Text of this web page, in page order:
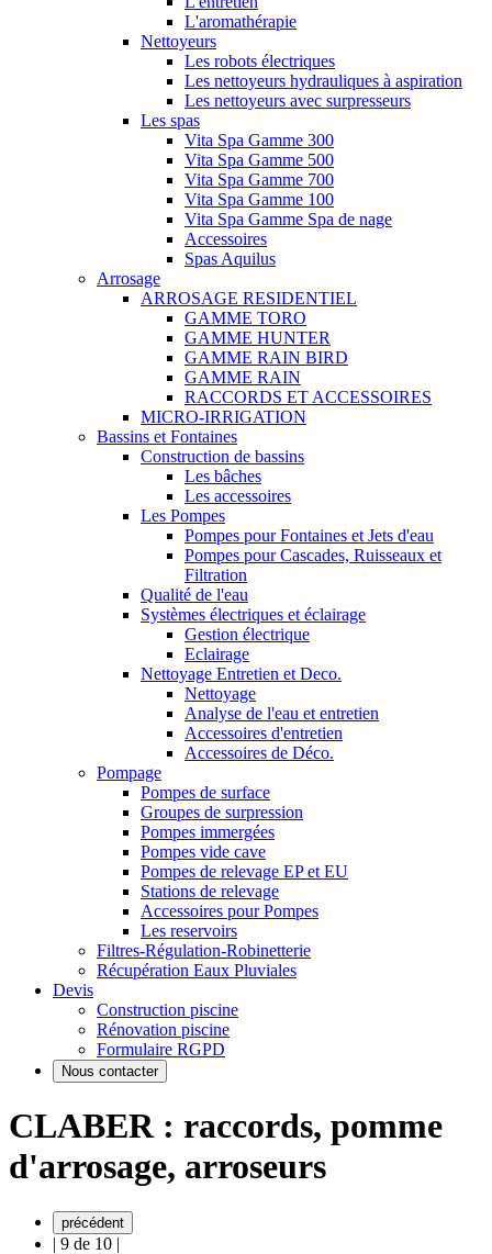
L'aromathérapie
Nettoyeurs
Les robots électriques
Les nettoyeurs hydrauliques à aspiration
Les nettoyeurs avec surpresseurs
Les spas
Vita Spa Gamme 300
Vita Spa Gamme 500
Vita Spa Gamme 700
Vita Spa Gamme 100
Vita Spa Gamme Spa de nage
Accessoires
Spas Aquilus
Arrosage
ARROSAGE RESIDENTIEL
GAMME TORO
GAMME HUNTER
GAMME RAIN BIRD
GAMME RAIN
RACCORDS ET ACCESSOIRES
MICRO-IRRIGATION
Bassins et Fontaines
Construction de bassins
Les bâches
Les accessoires
Les Pompes
Pompes pour Fontaines et Jets d'eau
Pompes pour Cascades, Ruisseaux et
Filtration
Qualité de l'eau
Systèmes électriques et éclairage
Gestion électrique
Eclairage
Nettoyage Entretien et Deco.
Nettoyage
Analyse de l'eau et entretien
Accessoires d'entretien
Accessoires de Déco.
Pompage
Pompes de surface
Groupes de surpression
Pompes immergées
Pompes vide cave
Pompes de relevage EP et EU
Stations de relevage
Accessoires pour Pompes
Les reservoirs
Filtres-Régulation-Robinetterie
Récupération Eaux Pluviales
Devis
Construction piscine
Rénovation piscine
Formulaire RGPD
Nous contacter
CLABER : raccords, pomme
d'arrosage, arroseurs
précédent
| 9 de 10 |